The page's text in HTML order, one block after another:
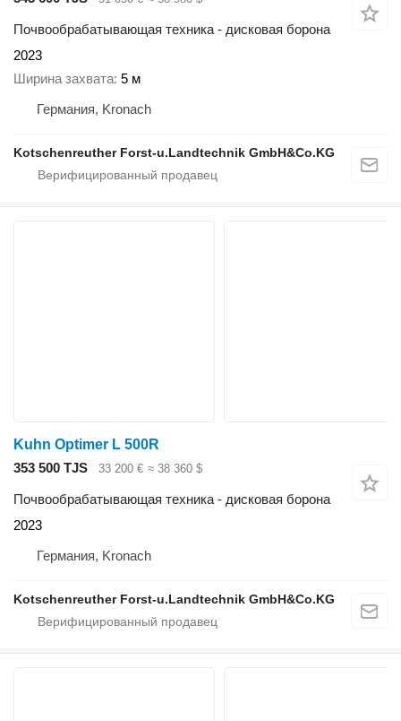
Почвообрабатывающая техника - дисковая борона
2023
Ширина захвата 5 м
Германия, Kronach
Kotschenreuther Forst-u.Landtechnik GmbH&Co.KG
Kuhn Optimer L 500R
353 500 TJS
33 200 € ≈ 38 360 $
Почвообрабатывающая техника - дисковая борона
2023
Германия, Kronach
Kotschenreuther Forst-u.Landtechnik GmbH&Co.KG